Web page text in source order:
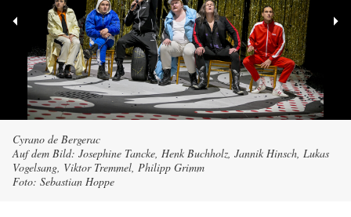
Cyrano de Bergerac
Auf dem Bild: Josephine Tancke, Henk Buchholz, Jannik Hinsch, Lukas
Vogelsang, Viktor Tremmel, Philipp Grimm
Foto: Sebastian Hoppe